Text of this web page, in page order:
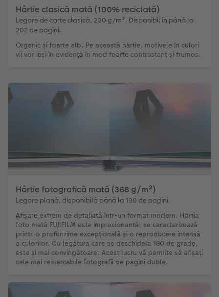
Hârtie clasică mată (100% reciclată)
Legare de carte clasică, 200 g/m². Disponibil în până la
202 de pagini.
Organic și foarte alb. Pe această hârtie, motivele în culori
vii vor ieși în evidență în mod foarte contrastant și frumos.
Hârtie fotografică mată (368 g/m²)
Legare plană, disponibilă până la 130 de pagini.
Afișare extrem de detaliată într-un format modern. Hârtia
foto mată FUJIFILM este impresionantă: se caracterizează
printr-o profunzime excepțională și o reproducere intensă
a culorilor. Cu legătura care se deschidela 180 de grade,
este și mai convingătoare. Acest lucru vă permite să afișați
cele mai remarcabile fotografii pe pagini duble.